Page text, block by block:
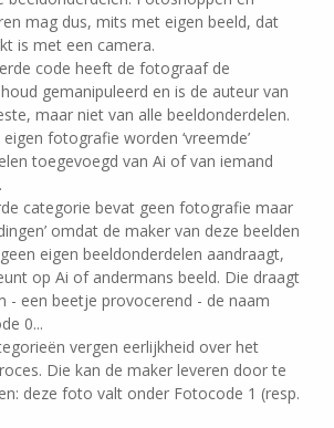
mag dus, mits met eigen beeld, dat
is met een camera.
code heeft de fotograaf de
gemanipuleerd en is de auteur van
maar niet van alle beeldonderdelen.
fotografie worden ‘vreemde’
toegevoegd van Ai of van iemand
categorie bevat geen fotografie maar
omdat de maker van deze beelden
eigen beeldonderdelen aandraagt,
op Ai of andermans beeld. Die draagt
- een beetje provocerend - de naam
0...
vergen eerlijkheid over het
Die kan de maker leveren door te
deze foto valt onder Fotocode 1 (resp.